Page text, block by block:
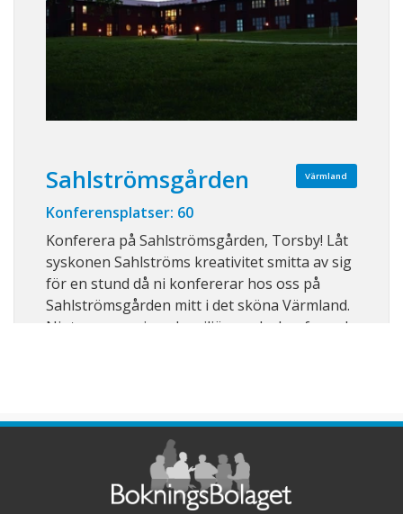
Värmland
Sahlströmsgården
Konferensplatser: 60
Konferera på Sahlströmsgården, Torsby! Låt
syskonen Sahlströms kreativitet smitta av sig
för en stund då ni konfererar hos oss på
Sahlströmsgården mitt i det sköna Värmland.
Njut av en rogivande miljö som lockar fram de